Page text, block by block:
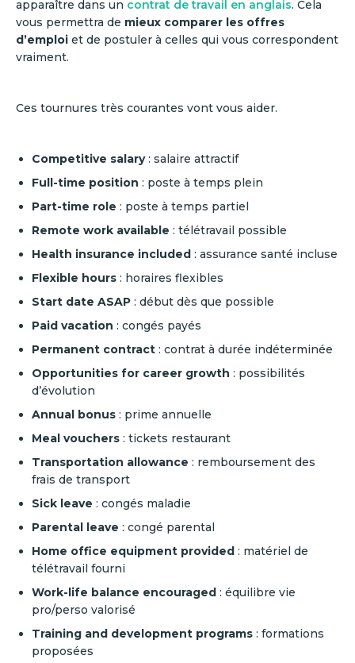
apparaître dans un contrat de travail en anglais. Cela
vous permettra de mieux comparer les offres
d’emploi et de postuler à celles qui vous correspondent
vraiment.
Ces tournures très courantes vont vous aider.
Competitive salary: salaire attractif
Full-time position : poste à temps plein
Part-time role : poste à temps partiel
Remote work available : télétravail possible
Health insurance included : assurance santé incluse
Flexible hours : horaires flexibles
Start date ASAP : début dès que possible
Paid vacation : congés payés
Permanent contract : contrat à durée indéterminée
Opportunities for career growth : possibilités
d’évolution
Annual bonus : prime annuelle
Meal vouchers : tickets restaurant
Transportation allowance : remboursement des
frais de transport
Sick leave : congés maladie
Parental leave : congé parental
Home office equipment provided : matériel de
télétravail fourni
Work-life balance encouraged : équilibre vie
pro/perso valorisé
Training and development programs : formations
proposées